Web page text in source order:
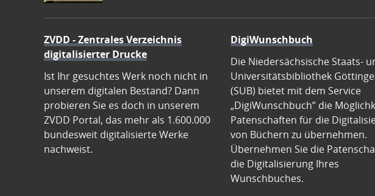
ZVDD - Zentrales Verzeichnis
digitalisierter Drucke
Ist Ihr gesuchtes Werk noch nicht in
unserem digitalen Bestand? Dann
probieren Sie es doch in unserem
ZVDD Portal, das mehr als 1.600.000
bundesweit digitalisierte Werke
nachweist.
DigiWunschbuch
Die Niedersächsische Staats-
Universitätsbibliothek
(SUB) bietet mit dem Service
„DigiWunschbuch” die
Patenschaften für die
von Büchern zu übernehmen.
Übernehmen Sie die
die Digitalisierung Ihres
Wunschbuches.